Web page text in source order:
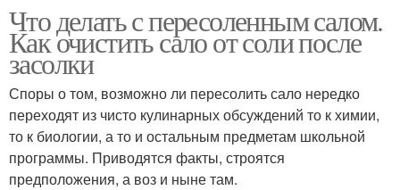
Что делать с пересоленным салом.
Как очистить сало от соли после
засолки
Споры о том, возможно ли пересолить сало нередко
переходят из чисто кулинарных обсуждений то к химии,
то к биологии, а то и остальным предметам школьной
программы. Приводятся факты, строятся
предположения, а воз и ныне там.